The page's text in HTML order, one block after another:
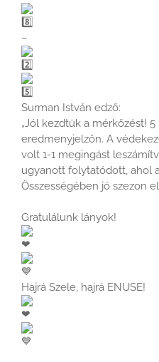
–
Surman István edző:
„Jól kezdtük a mérkőzést!
eredmenyjelzőn. A
volt 1-1 megingást
ugyanott folytatódott, ahol
Összességében jó szezon
Gratulálunk lányok!
Hajrá Szele, hajrá ENUSE!